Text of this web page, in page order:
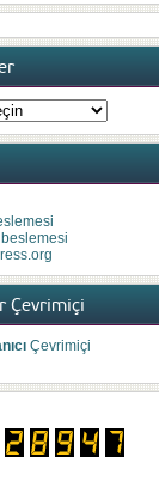
Çevrimiçi
Çevrimiçi